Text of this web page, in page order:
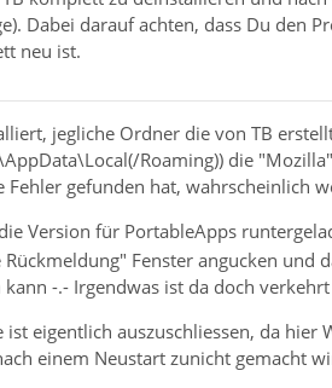
Dabei darauf achten, dass Du den
neu ist.
jegliche Ordner die von TB
Roaming)) die
Fehler gefunden hat, wahrscheinlich
Version für PortableApps
Fenster angucken und
-.- Irgendwas ist da doch
eigentlich auszuschliessen, da
einem Neustart zunicht gemacht